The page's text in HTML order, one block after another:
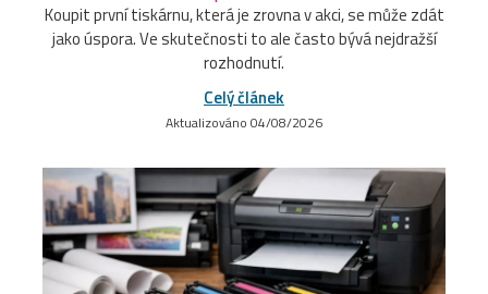
Koupit první tiskárnu, která je zrovna v akci, se může zdát
jako úspora. Ve skutečnosti to ale často bývá nejdražší
rozhodnutí.
Celý článek
Aktualizováno 04/08/2026